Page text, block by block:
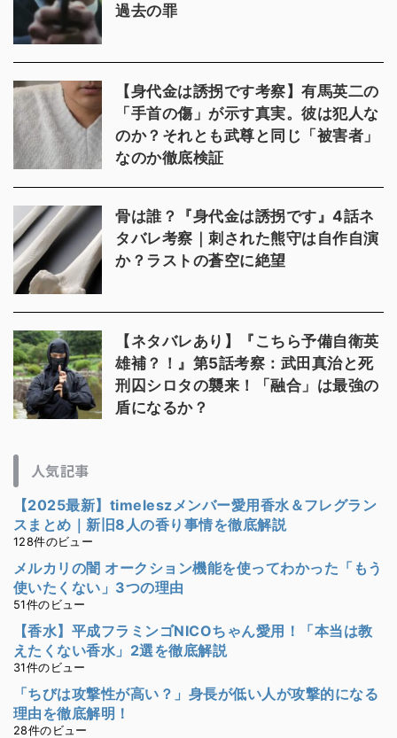
過去の罪
【身代金は誘拐です考察】有馬英二の
「手首の傷」が示す真実。彼は犯人な
のか？それとも武尊と同じ「被害者」
なのか徹底検証
骨は誰？『身代金は誘拐です』4話ネ
タバレ考察｜刺された熊守は自作自演
か？ラストの蒼空に絶望
【ネタバレあり】『こちら予備自衛英
雄補？！』第5話考察：武田真治と死
刑囚シロタの襲来！「融合」は最強の
盾になるか？
人気記事
【2025最新】timeleszメンバー愛用香水＆フレグラン
スまとめ｜新旧8人の香り事情を徹底解説
128件のビュー
メルカリの闇 オークション機能を使ってわかった「もう
使いたくない」3つの理由
51件のビュー
【香水】平成フラミンゴNICOちゃん愛用！「本当は教
えたくない香水」2選を徹底解説
31件のビュー
「ちびは攻撃性が高い？」身長が低い人が攻撃的になる
理由を徹底解明！
28件のビュー